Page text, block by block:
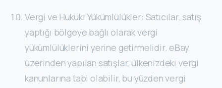
Vergi ve Hukuki Yükümlülükler: Satıcılar, satış
yaptığı bölgeye bağlı olarak vergi
yükümlülüklerini yerine getirmelidir. eBay
üzerinden yapılan satışlar, ülkenizdeki vergi
kanunlarına tabi olabilir, bu yüzden vergi